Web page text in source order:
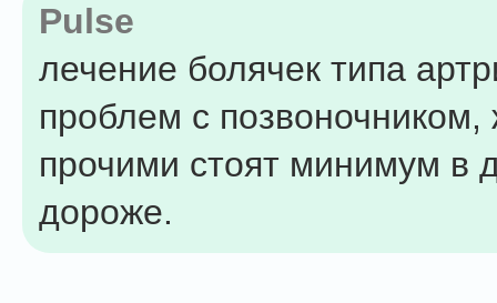
Pulse
лечение болячек типа
проблем с позвоночником,
прочими стоят минимум в
дороже.